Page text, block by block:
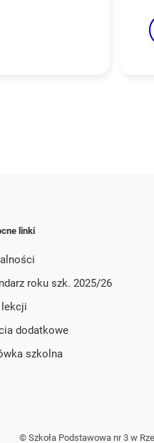
linki
roku szk. 2025/26
lekcji
dodatkowe
szkolna
© Szkoła Podstawowa nr 3 w